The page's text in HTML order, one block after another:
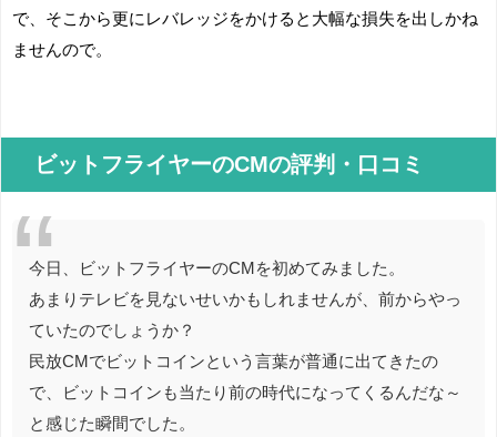
で、そこから更にレバレッジをかけると大幅な損失を出しかね
ませんので。
ビットフライヤーのCMの評判・口コミ
今日、ビットフライヤーのCMを初めてみました。
あまりテレビを見ないせいかもしれませんが、前からやっ
ていたのでしょうか？
民放CMでビットコインという言葉が普通に出てきたの
で、ビットコインも当たり前の時代になってくるんだな～
と感じた瞬間でした。